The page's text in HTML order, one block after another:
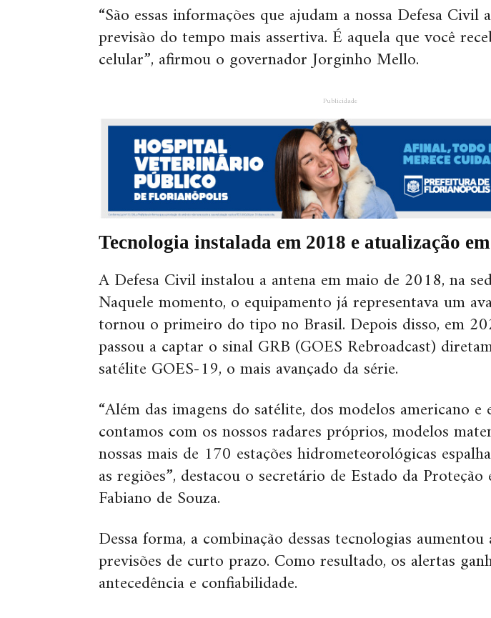
“São essas informações que ajudam a nossa Defesa
previsão do tempo mais assertiva. É aquela que você
celular”, afirmou o governador Jorginho Mello.
Publicidade
Tecnologia instalada em 2018 e atualização
A Defesa Civil instalou a antena em maio de 2018, na
Naquele momento, o equipamento já representava um
tornou o primeiro do tipo no Brasil. Depois disso, em
passou a captar o sinal GRB (GOES Rebroadcast)
satélite GOES-19, o mais avançado da série.
“Além das imagens do satélite, dos modelos americano e
contamos com os nossos radares próprios, modelos
nossas mais de 170 estações hidrometeorológicas
as regiões”, destacou o secretário de Estado da
Fabiano de Souza.
Dessa forma, a combinação dessas tecnologias aumentou
previsões de curto prazo. Como resultado, os alertas
antecedência e confiabilidade.